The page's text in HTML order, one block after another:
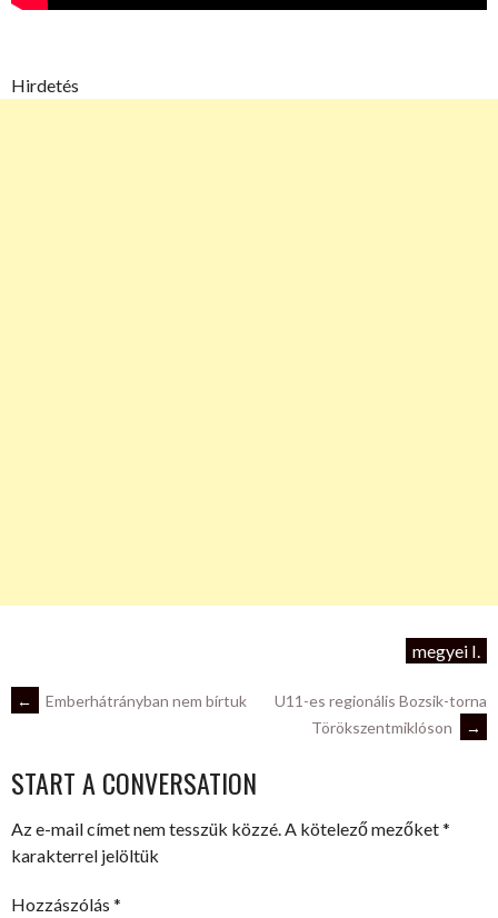
Hirdetés
megyei I.
POST
NAVIGATION
← Emberhátrányban nem bírtuk
U11-es regionális Bozsik-torna
Törökszentmiklóson
→
START A CONVERSATION
Az e-mail címet nem tesszük közzé.A kötelező mezőket*
karakterrel jelöltük
Hozzászólás *